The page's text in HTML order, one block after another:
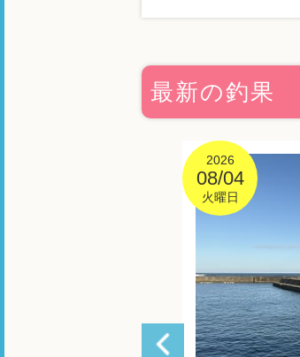
最新の釣果
2026
08/04
火曜日